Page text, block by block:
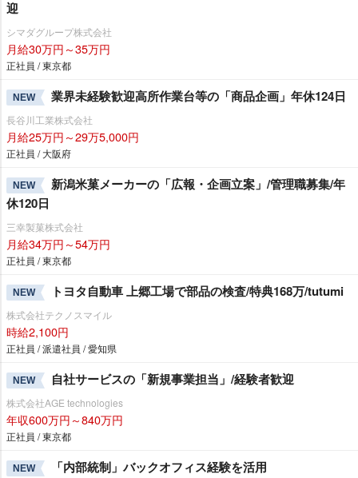
迎
シマダグループ株式会社
月給30万円～35万円
正社員 / 東京都
NEW 業界未経験歓迎高所作業台等の「商品企画」年休124日
長谷川工業株式会社
月給25万円～29万5,000円
正社員 / 大阪府
NEW
新潟米菓メーカーの「広報・企画立案」/管理職募集/年
休120日
三幸製菓株式会社
月給34万円～54万円
正社員 / 東京都
NEW トヨタ自動車 上郷工場で部品の検査/特典168万/tutumi
株式会社テクノスマイル
時給2,100円
正社員 / 派遣社員 / 愛知県
NEW 自社サービスの「新規事業担当」/経験者歓迎
株式会社AGE technologies
年収600万円～840万円
正社員 / 東京都
NEW 「内部統制」バックオフィス経験を活用